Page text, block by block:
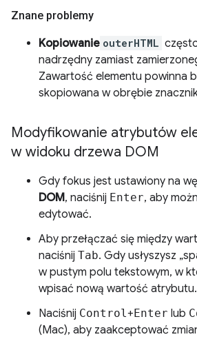
Znane problemy
Kopiowanie outerHTML
nadrzędny zamiast
Zawartość elementu powinna
skopiowana w obrębie
Modyfikowanie atrybutów
w widoku drzewa DOM
Gdy fokus jest ustawiony na
DOM, naciśnij Enter, aby
edytować.
Aby przełączać się między
naciśnij Tab. Gdy usłyszysz
w pustym polu tekstowym, w
wpisać nową wartość atrybutu.
Naciśnij Control+Enter lub
(Mac), aby zaakceptować